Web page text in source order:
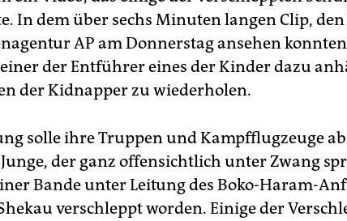
In dem über sechs Minuten langen Clip,
AP am Donnerstag ansehen
der Entführer eines der Kinder dazu
der Kidnapper zu wiederholen.
solle ihre Truppen und Kampfflugzeuge
der ganz offensichtlich unter Zwang
Bande unter Leitung des Boko-Haram-
verschleppt worden. Einige der